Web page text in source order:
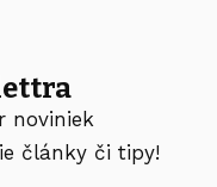
noviniek
články či tipy!